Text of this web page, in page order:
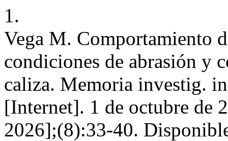
1.
Vega M. Comportamiento
condiciones de abrasión y
caliza. Memoria investig.
[Internet]. 1 de octubre de
2026];(8):33-40.